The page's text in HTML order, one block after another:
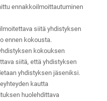
ennakkoilmoittautuminen
siitä yhdistyksen
ennen kokousta.
kokouksen
siitä, että yhdistyksen
yhdistyksen jäseniksi.
kautta
huolehdittava